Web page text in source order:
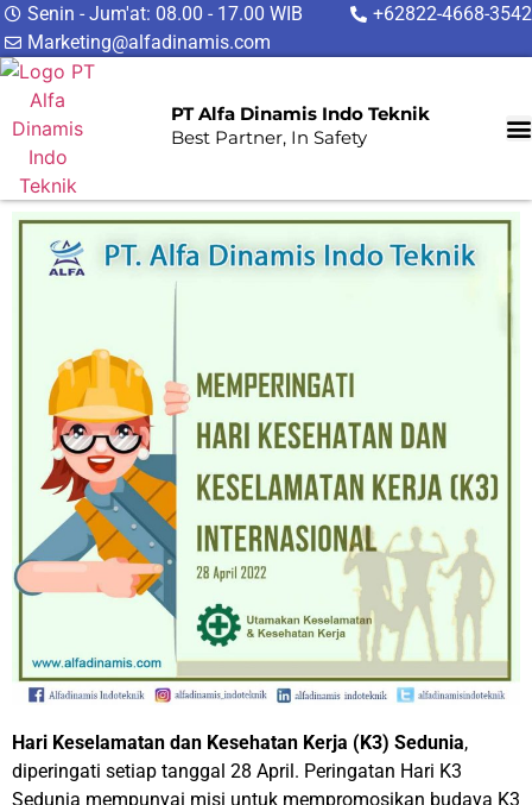
Senin - Jum'at: 08.00 - 17.00 WIB
+62822-4668-3542
Marketing@alfadinamis.com
PT Alfa Dinamis Indo Teknik
Best Partner, In Safety
Hari Keselamatan dan Kesehatan Kerja (K3) Sedunia,
diperingati setiap tanggal 28 April. Peringatan Hari K3
Sedunia mempunyai misi untuk mempromosikan budaya K3